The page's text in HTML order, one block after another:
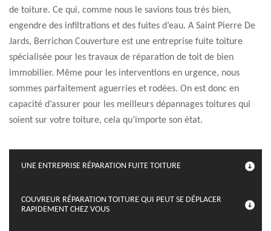
de toiture. Ce qui, comme nous le savions tous très bien,
engendre des infiltrations et des fuites d’eau. A Saint Pierre De
Jards, Berrichon Couverture est une entreprise fuite toiture
spécialisée pour les travaux de réparation de toit de bien
immobilier. Même pour les interventions en urgence, nous
sommes parfaitement aguerries et rodées. On est donc en
capacité d’assurer pour les meilleurs dépannages toitures qui
soient sur votre toiture, cela qu’importe son état.
UNE ENTREPRISE RÉPARATION FUITE TOITURE
COUVREUR RÉPARATION TOITURE QUI PEUT SE DÉPLACER
RAPIDEMENT CHEZ VOUS